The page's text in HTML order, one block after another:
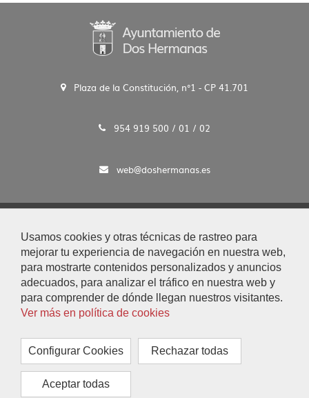
Usamos cookies y otras técnicas de rastreo para
mejorar tu experiencia de navegación en nuestra web,
para mostrarte contenidos personalizados y anuncios
adecuados, para analizar el tráfico en nuestra web y
para comprender de dónde llegan nuestros visitantes.
Ver más en política de cookies
Configurar Cookies Rechazar todas
Aceptar todas
Plaza de la Constitución, n°1 - CP 41.701
954 919 500 / 01 / 02
web@doshermanas.es
Aviso Legal y Protección de Datos
|
Mapa Web
|
Accesibilidad
|
|
Contacto